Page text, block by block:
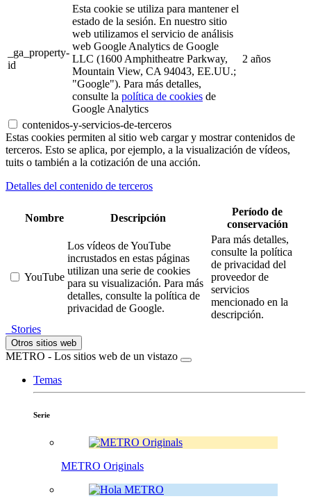
_ga_property-
id
Esta cookie se utiliza para mantener el
estado de la sesión. En nuestro sitio
web utilizamos el servicio de análisis
web Google Analytics de Google
LLC (1600 Amphitheatre Parkway,
Mountain View, CA 94043, EE.UU.;
"Google"). Para más detalles,
consulte la política de cookies de
Google Analytics
2 años
contenidos-y-servicios-de-terceros
Estas cookies permiten al sitio web cargar y mostrar contenidos de
terceros. Esto se aplica, por ejemplo, a la visualización de vídeos,
tuits o también a la cotización de una acción.
Detalles del contenido de terceros
Nombre Descripción
Período de
conservación
YouTube
Los vídeos de YouTube
incrustados en estas páginas
utilizan una serie de cookies
para su visualización. Para más
detalles, consulte la política de
privacidad de Google.
Para más detalles,
consulte la política
de privacidad del
proveedor de
servicios
mencionado en la
descripción.
Stories
Otros sitios web
METRO - Los sitios web de un vistazo
Temas
Serie
METRO Originals